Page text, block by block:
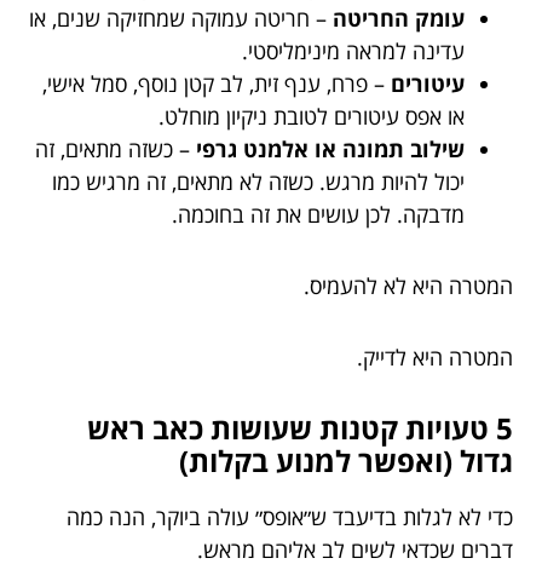
עומק החריטה – חריטה עמוקה שמחזיקה שנים, או
עדינה למראה מינימליסטי.
עיטורים – פרח, ענף זית, לב קטן נוסף, סמל אישי,
או אפס עיטורים לטובת ניקיון מוחלט.
שילוב תמונה או אלמנט גרפי – כשזה מתאים, זה
יכול להיות מרגש. כשזה לא מתאים, זה מרגיש כמו
מדבקה. לכן עושים את זה בחוכמה.
המטרה היא לא להעמיס.
המטרה היא לדייק.
5 טעויות קטנות שעושות כאב ראש
גדול (ואפשר למנוע בקלות)
כדי לא לגלות בדיעבד ש״אופס״ עולה ביוקר, הנה כמה
דברים שכדאי לשים לב אליהם מראש.